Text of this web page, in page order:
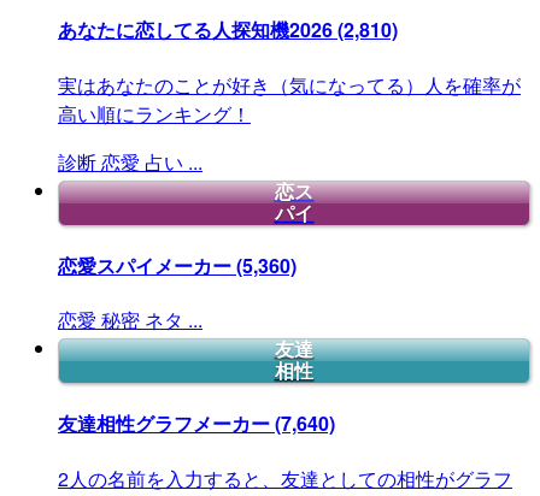
あなたに恋してる人探知機2026(2,810)
実はあなたのことが好き（気になってる）人を確率が
高い順にランキング！
診断恋愛 占い ...
恋ス
パイ
恋愛スパイメーカー(5,360)
恋愛 秘密 ネタ ...
友達
相性
友達相性グラフメーカー(7,640)
2人の名前を入力すると、友達としての相性がグラフ